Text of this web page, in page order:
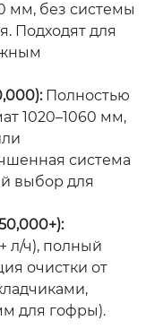
мм, без системы
Подходят для
Полностью
1020–1060 мм,
система
выбор для
л/ч), полный
очистки от
для гофры).